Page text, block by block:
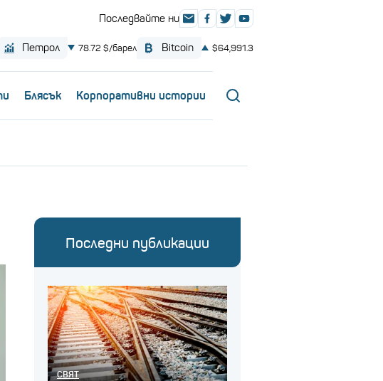
Блясък Корпоративни истории
Последни публикации
СВЯТ